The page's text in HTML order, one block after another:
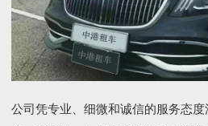
公司凭专业、细微和诚信的服务态